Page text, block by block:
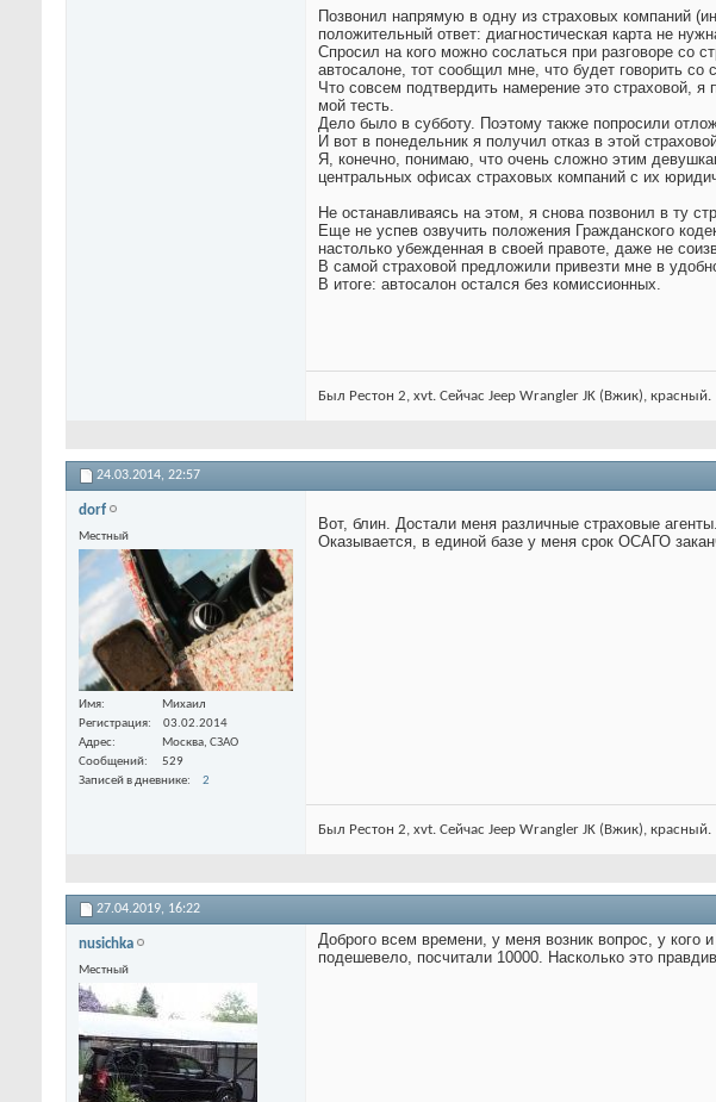
Позвонил напрямую в одну из страховых компаний
положительный ответ: диагностическая карта не
Спросил на кого можно сослаться при разговоре со
автосалоне, тот сообщил мне, что будет говорить со
Что совсем подтвердить намерение это страховой,
мой тесть.
Дело было в субботу. Поэтому также попросили
И вот в понедельник я получил отказ в этой
Я, конечно, понимаю, что очень сложно этим
центральных офисах страховых компаний с их
Не останавливаясь на этом, я снова позвонил в ту
Еще не успев озвучить положения Гражданского
настолько убежденная в своей правоте, даже не
В самой страховой предложили привезти мне в
В итоге: автосалон остался без комиссионных.
Был Рестон 2, xvt. Сейчас Jeep Wrangler JK (Вжик), красный.
24.03.2014, 22:57
dorf
Местный
Имя
Михаил
Регистрация
03.02.2014
Адрес
Москва, СЗАО
Сообщений
529
Записей в дневнике
2
Вот, блин. Достали меня различные страховые агенты.
Оказывается, в единой базе у меня срок ОСАГО
Был Рестон 2, xvt. Сейчас Jeep Wrangler JK (Вжик), красный.
27.04.2019, 16:22
nusichka
Местный
Доброго всем времени, у меня возник вопрос, у кого
подешевело, посчитали 10000. Насколько это